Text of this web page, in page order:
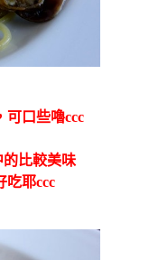
可口些嚕ccc
比較美味
吃耶ccc